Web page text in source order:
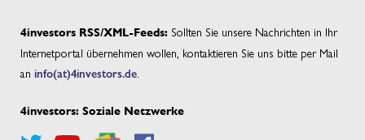
4investors RSS/XML-Feeds: Sollten Sie unsere Nachrichten in Ihr
Internetportal übernehmen wollen, kontaktieren Sie uns bitte per Mail
an info(at)4investors.de.
4investors: Soziale Netzwerke